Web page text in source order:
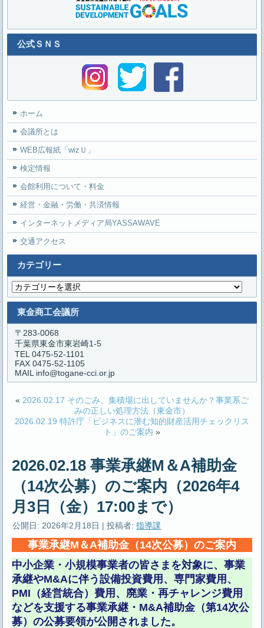
公式ＳＮＳ
ホーム
会議所とは
WEB広報紙「wizＵ」
検定情報
会館利用について・料金
経営・金融・労働・共済情報
インターネットメディア局YASSAWAVE
交通アクセス
カテゴリー
カ
テ
ゴ
リ東金商工会議所
〒283-0068
千葉県東金市東岩崎1-5
TEL 0475-52-1101
FAX 0475-52-1105
MAIL info@togane-cci.or.jp
« 2026.02.17 そのごみ、集積場に出していませんか？事業系ご
みの正しい処理方法（東金市）
2026.02.19 特許庁「ビジネスに潜む知的財産活用チェックリス
ト」のご案内 »
2026.02.18 事業承継M＆A補助金
（14次公募）のご案内（2026年4
月3日（金）17:00まで）
公開日: 2026年2月18日 |投稿者: 指導課
事業承継M＆A補助金（14次公募）のご案内
中小企業・小規模事業者の皆さまを対象に、事業
承継やM&Aに伴う設備投資費用、専門家費用、
PMI（経営統合）費用、廃業・再チャレンジ費用
などを支援する事業承継・M&A補助金（第14次公
募）の公募要領が公開されました。